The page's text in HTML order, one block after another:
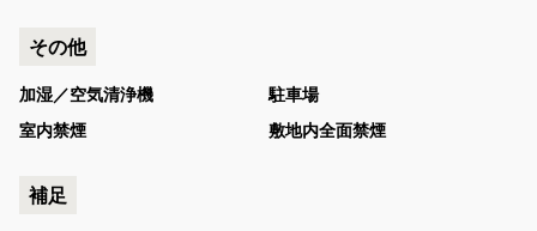
その他
加湿／空気清浄機
駐車場
室内禁煙
敷地内全面禁煙
補足